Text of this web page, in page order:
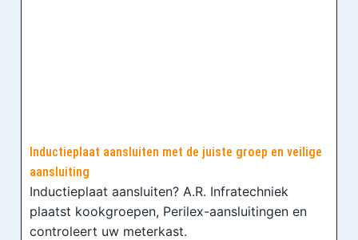
Inductieplaat aansluiten met de juiste groep en veilige
aansluiting
Inductieplaat aansluiten? A.R. Infratechniek
plaatst kookgroepen, Perilex-aansluitingen en
controleert uw meterkast.